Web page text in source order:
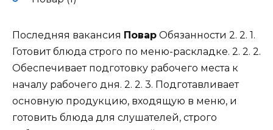
Последняя вакансия Повар Обязанности 2. 2. 1.
Готовит блюда строго по меню-раскладке. 2. 2. 2.
Обеспечивает подготовку рабочего места к
началу рабочего дня. 2. 2. 3. Подготавливает
основную продукцию, входящую в меню, и
готовить блюда для слушателей, строго